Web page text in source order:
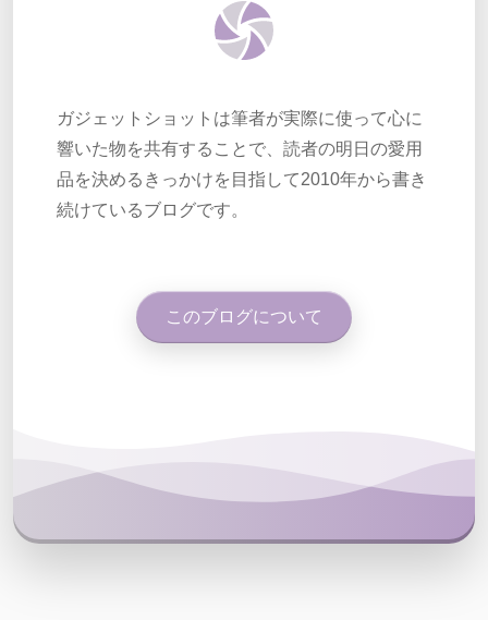
ガジェットショットは筆者が実際に使って心に
響いた物を共有することで、読者の明日の愛用
品を決めるきっかけを目指して2010年から書き
続けているブログです。
このブログについて